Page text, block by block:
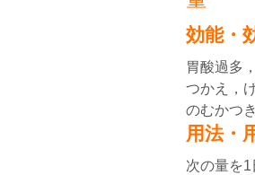
効能・
胃酸過多
つかえ，
のむかつ
用法・
次の量を1